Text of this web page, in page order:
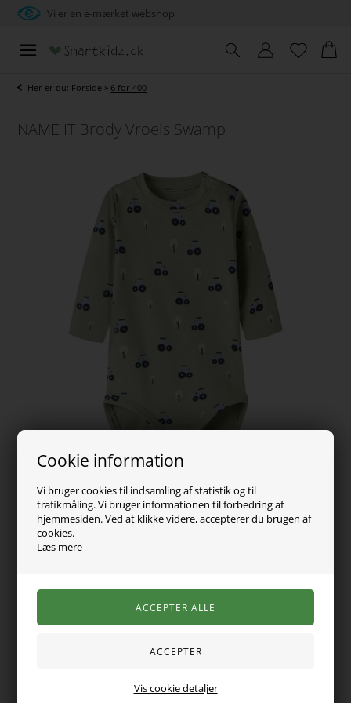
Cookie information
Vi bruger cookies til indsamling af statistik og til
trafikmåling. Vi bruger informationen til forbedring af
hjemmesiden. Ved at klikke videre, accepterer du brugen af
cookies.
Læs mere
Vis cookie detaljer
Vi er en e-mærket webshop
Her er du: Forside » 6 for 400
NAME IT Brody Vroels Swamp
79,00DKK
Super sød langærmet body fra NAME IT i en lækker, blød
kvalitet. Bodyen lukkes med trykknapper forneden og har